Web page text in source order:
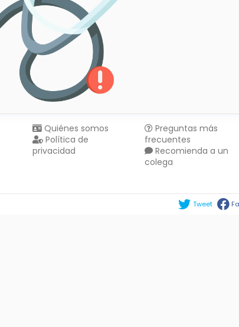
Quiénes somos
Política de
privacidad
Preguntas más
frecuentes
Recomienda a un
colega
Tweet